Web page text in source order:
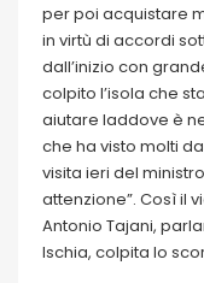
per poi acquistare
in virtù di accordi
dall’inizio con
colpito l’isola che
aiutare laddove è
che ha visto molti
visita ieri del
attenzione”. Così il
Antonio Tajani,
Ischia, colpita lo